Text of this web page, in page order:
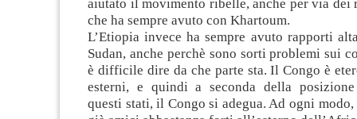
aiutato il movimento ribelle, anche per via
che ha sempre avuto con Khartoum.
L’Etiopia invece ha sempre avuto rapporti
Sudan, anche perchè sono sorti problemi sui
è difficile dire da che parte sta. Il Congo è
esterni, e quindi a seconda della posizione
questi stati, il Congo si adegua. Ad ogni modo,